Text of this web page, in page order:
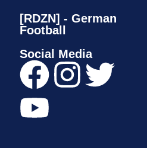
[RDZN] - German
Football
Social Media